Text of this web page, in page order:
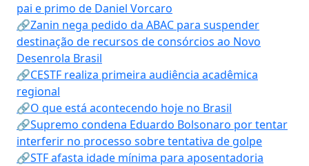
pai e primo de Daniel Vorcaro
🔗Zanin nega pedido da ABAC para suspender
destinação de recursos de consórcios ao Novo
Desenrola Brasil
🔗CESTF realiza primeira audiência acadêmica
regional
🔗O que está acontecendo hoje no Brasil
🔗Supremo condena Eduardo Bolsonaro por tentar
interferir no processo sobre tentativa de golpe
🔗STF afasta idade mínima para aposentadoria